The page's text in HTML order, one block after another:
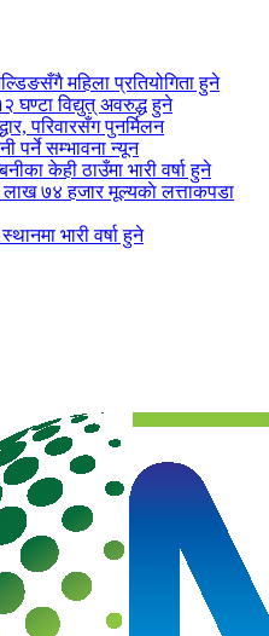
महिला प्रतियोगिता हुने
घण्टा विद्युत् अवरुद्ध हुने
परिवारसँग पुनर्मिलन
पर्ने सम्भावना न्यून
केही ठाउँमा भारी वर्षा हुने
लाख ७४ हजार मूल्यकाे लत्ताकपडा
भारी वर्षा हुने